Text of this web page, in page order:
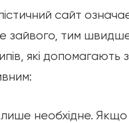
сайт
зайвого, тим
які
необхідне.